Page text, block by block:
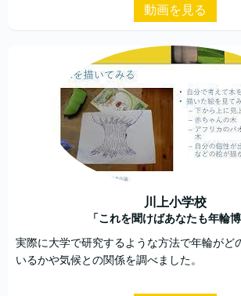
動画を見る
川上小学校
「これを聞けばあなたも年輪博
実際に大学で研究するような方法で年輪がど
いるかや気候との関係を調べました。